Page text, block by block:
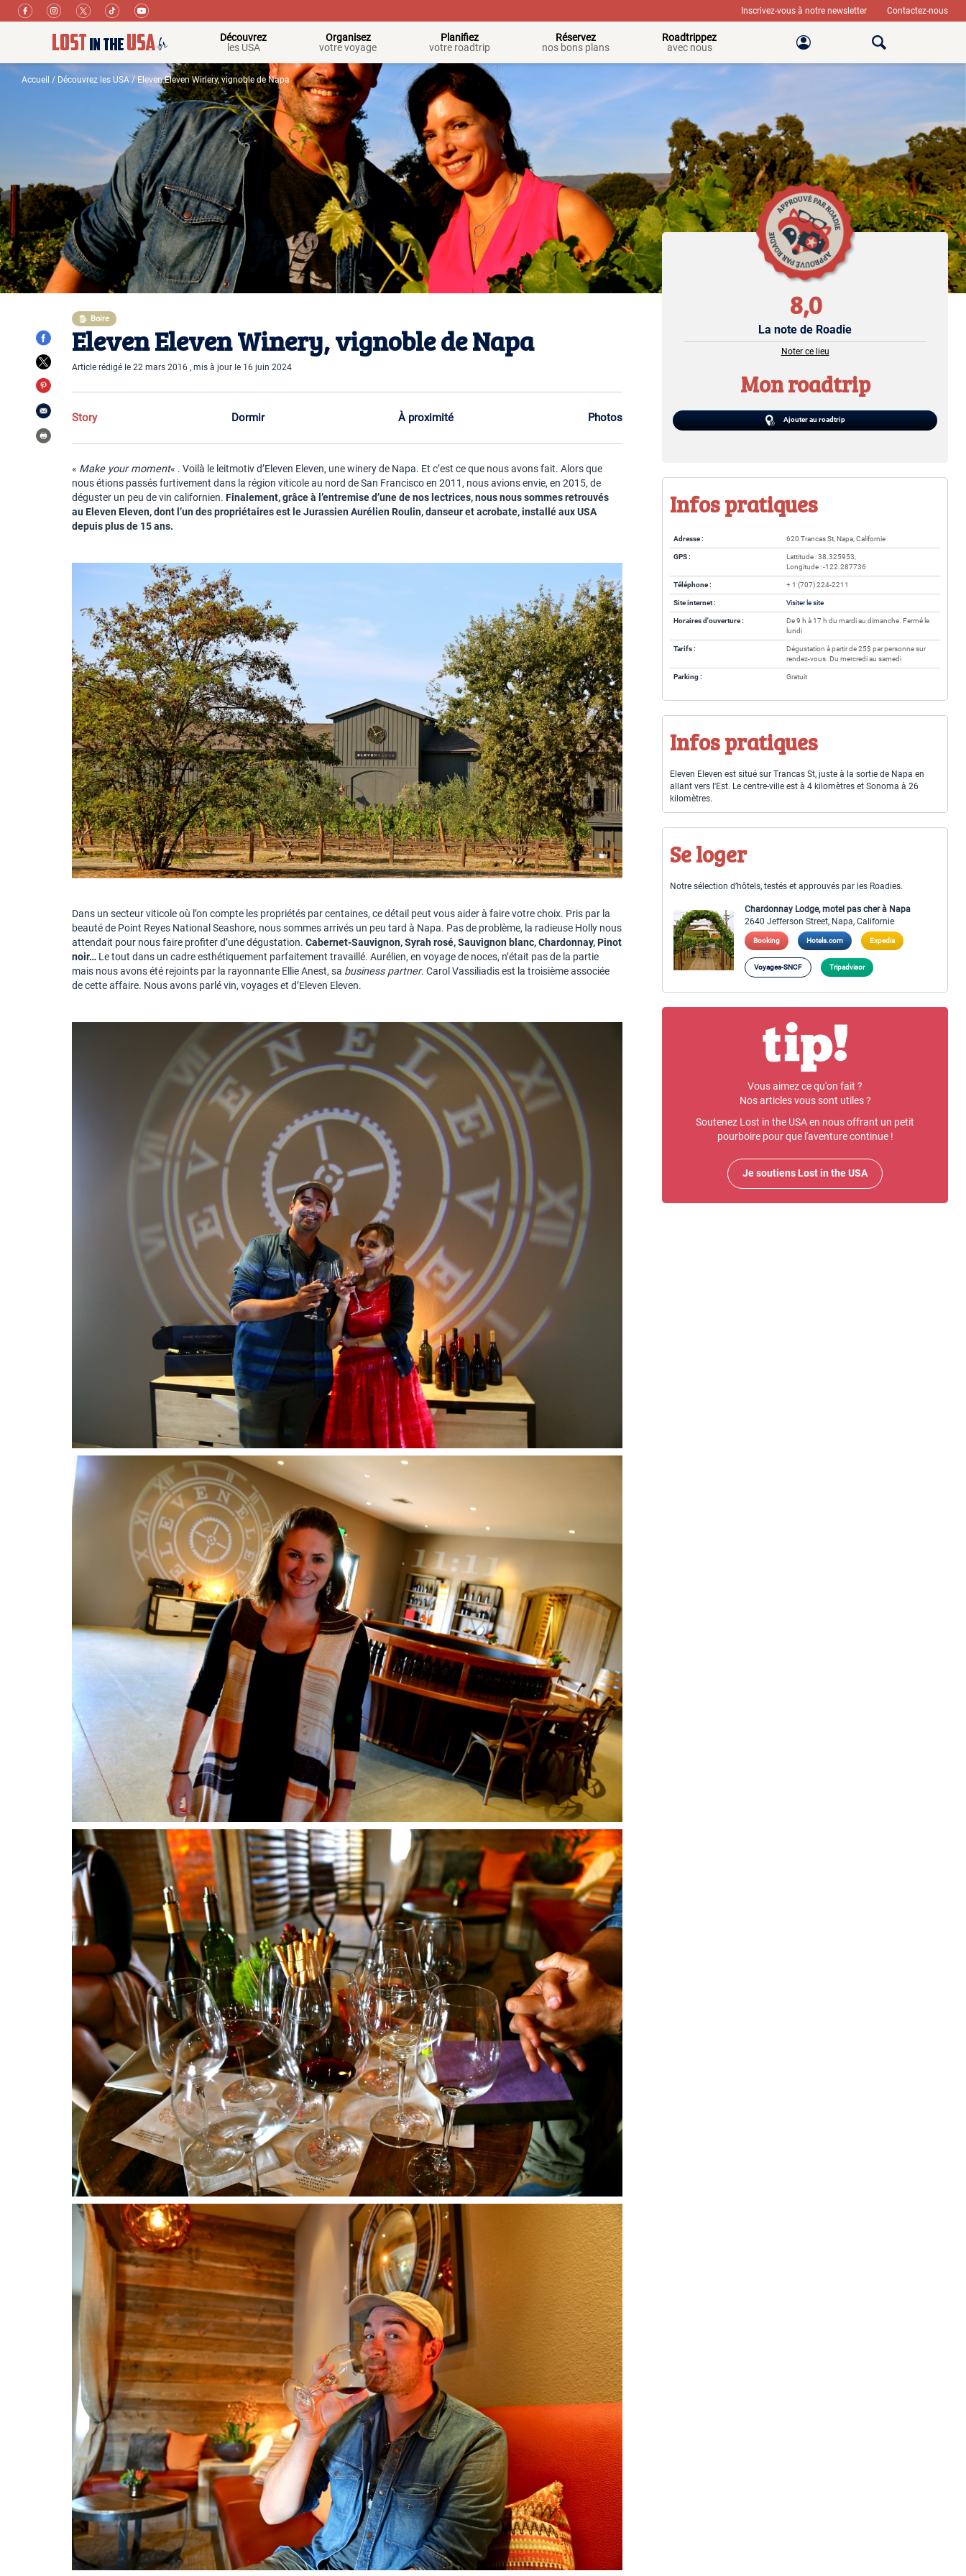
Inscrivez-vous à notre newsletter Contactez-nous
Découvrez
les USA
Organisez
votre voyage
Planifiez
votre roadtrip
Réservez
nos bons plans
Roadtrippez
avec nous
Accueil / Découvrez les USA/ Eleven Eleven Winery, vignoble de Napa
Boire
Eleven Eleven Winery, vignoble de Napa
Article rédigé le 22 mars 2016 , mis à jour le 16 juin 2024
Story Dormir À proximité Photos
« Make your moment« . Voilà le leitmotiv d’Eleven Eleven, une winery de Napa. Et c’est ce que nous avons fait. Alors que
nous étions passés furtivement dans la région viticole au nord de San Francisco en 2011, nous avions envie, en 2015, de
déguster un peu de vin californien.Finalement, grâce à l’entremise d’une de nos lectrices, nous nous sommes retrouvés
au Eleven Eleven, dont l’un des propriétaires est le Jurassien Aurélien Roulin, danseur et acrobate, installé aux USA
depuis plus de 15 ans.
Dans un secteur viticole où l’on compte les propriétés par centaines, ce détail peut vous aider à faire votre choix. Pris par la
beauté de Point Reyes National Seashore, nous sommes arrivés un peu tard à Napa. Pas de problème, la radieuse Holly nous
attendait pour nous faire profiter d’une dégustation.Cabernet-Sauvignon, Syrah rosé, Sauvignon blanc, Chardonnay, Pinot
noir… Le tout dans un cadre esthétiquement parfaitement travaillé. Aurélien, en voyage de noces, n’était pas de la partie
mais nous avons été rejoints par la rayonnante Ellie Anest, sa business partner. Carol Vassiliadis est la troisième associée
de cette affaire. Nous avons parlé vin, voyages et d’Eleven Eleven.
8,0
La note de Roadie
Noter ce lieu
Mon roadtrip
Ajouter au roadtrip
Infos pratiques
Adresse : 620 Trancas St, Napa, Californie
GPS :
Lattitude : 38.325953,
Longitude : -122.287736
Téléphone : + 1 (707) 224-2211
Site internet : Visiter le site
Horaires d'ouverture :
De 9 h à 17 h du mardi au dimanche. Fermé le
lundi
Tarifs :
Dégustation à partir de 25$ par personne sur
rendez-vous. Du mercredi au samedi
Parking : Gratuit
Infos pratiques
Eleven Eleven est situé sur Trancas St, juste à la sortie de Napa en
allant vers l'Est. Le centre-ville est à 4 kilomètres et Sonoma à 26
kilomètres.
Se loger
Notre sélection d’hôtels, testés et approuvés par les Roadies.
Chardonnay Lodge, motel pas cher à Napa
2640 Jefferson Street, Napa, Californie
Booking Hotels.com Expedia
Voyages-SNCF Tripadvisor
Vous aimez ce qu'on fait ?
Nos articles vous sont utiles ?
Soutenez Lost in the USA en nous offrant un petit
pourboire pour que l'aventure continue !
Je soutiens Lost in the USA